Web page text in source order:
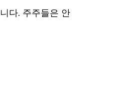
다. 주주들은 안